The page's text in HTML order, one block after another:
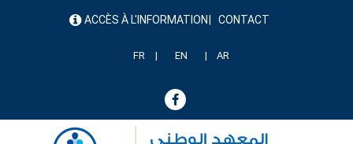
menu ACCÈS À L'INFORMATION CONTACT
FR EN AR